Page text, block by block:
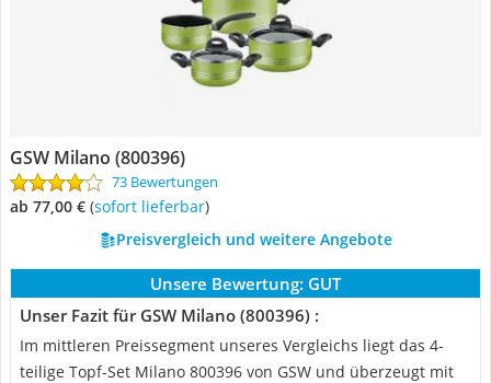
GSW Milano (800396)
73 Bewertungen
ab 77,00 € ( Sofort lieferbar)
Preisvergleich und weitere Angebote
Unsere Bewertung: GUT
Unser Fazit für GSW Milano (800396) :
Im mittleren Preissegment unseres Vergleichs liegt das 4-
teilige Topf-Set Milano 800396 von GSW und überzeugt mit